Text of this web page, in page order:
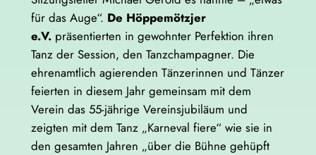
für das Auge“. De Höppemötzjer
e.V.präsentierten in gewohnter Perfektion ihren
Tanz der Session, den Tanzchampagner. Die
ehrenamtlich agierenden Tänzerinnen und Tänzer
feierten in diesem Jahr gemeinsam mit dem
Verein das 55-jährige Vereinsjubiläum und
zeigten mit dem Tanz „Karneval fiere“ wie sie in
den gesamten Jahren „über die Bühne gehüpft